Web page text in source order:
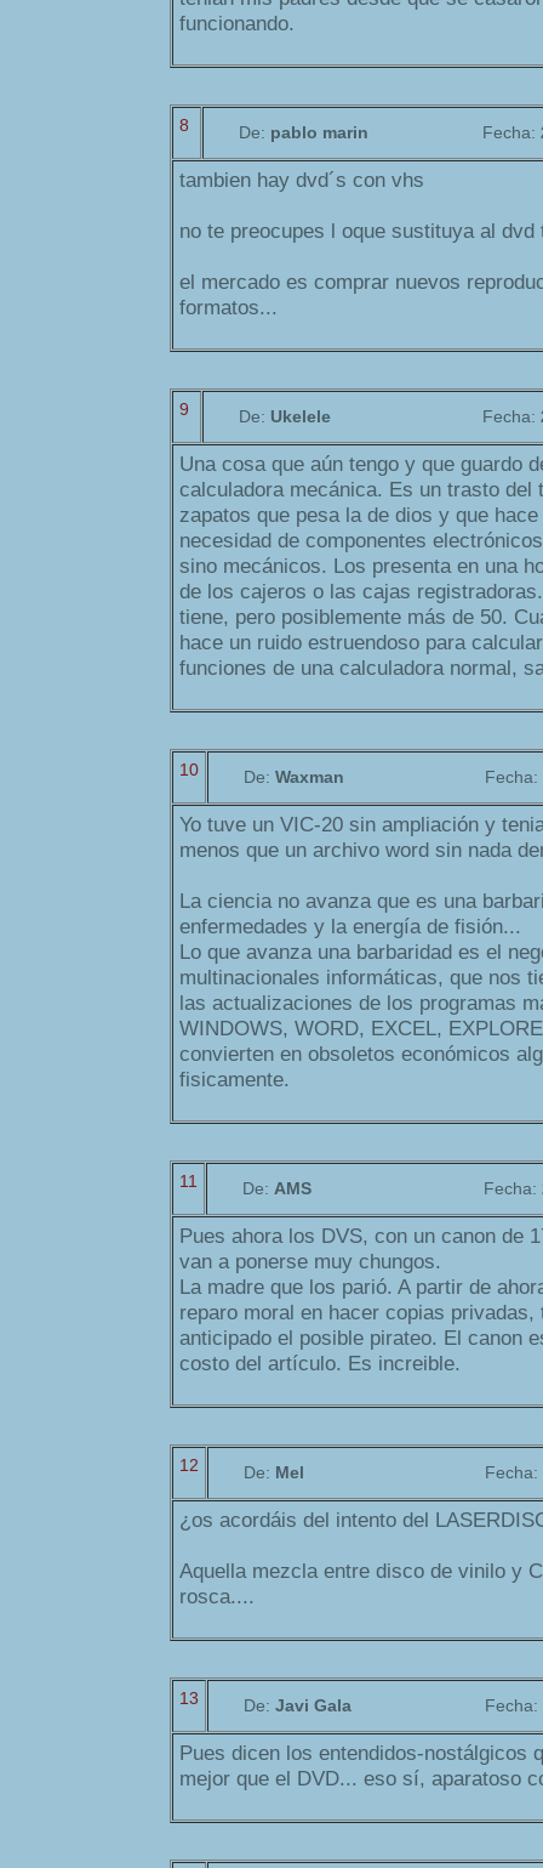
funcionando.
8 De: pablo marin Fecha:
tambien hay dvd´s con vhs
no te preocupes l oque sustituya al dvd
el mercado es comprar nuevos
formatos...
9 De: Ukelele Fecha:
Una cosa que aún tengo y que guardo
calculadora mecánica. Es un trasto del
zapatos que pesa la de dios y que
necesidad de componentes
sino mecánicos. Los presenta en una
de los cajeros o las cajas
tiene, pero posiblemente más de 50.
hace un ruido estruendoso para
funciones de una calculadora normal,
10 De: Waxman Fecha:
Yo tuve un VIC-20 sin ampliación y
menos que un archivo word sin nada
La ciencia no avanza que es una
enfermedades y la energía de fisión...
Lo que avanza una barbaridad es el
multinacionales informáticas, que nos
las actualizaciones de los programas
WINDOWS, WORD, EXCEL,
convierten en obsoletos económicos
fisicamente.
11 De: AMS Fecha:
Pues ahora los DVS, con un canon de
van a ponerse muy chungos.
La madre que los parió. A partir de
reparo moral en hacer copias privadas,
anticipado el posible pirateo. El canon
costo del artículo. Es increible.
12 De: Mel Fecha:
¿os acordáis del intento del
Aquella mezcla entre disco de vinilo y
rosca....
13 De: Javi Gala Fecha:
Pues dicen los entendidos-nostálgicos
mejor que el DVD... eso sí, aparatoso